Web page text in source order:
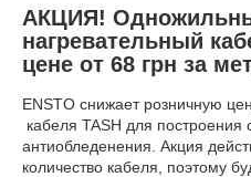
АКЦИЯ!
нагревательный
цене от 68 грн за
ENSTO снижает розничную
кабеля TASH для построения
антиобледенения Акция
количество кабеля, поэтому